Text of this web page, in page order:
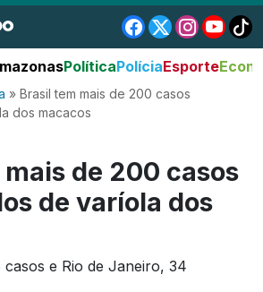
PolíticaPolíciaEsporte
» Brasil tem mais de 200 casos
dos macacos
de 200 casos
de varíola dos
casos e Rio de Janeiro, 34